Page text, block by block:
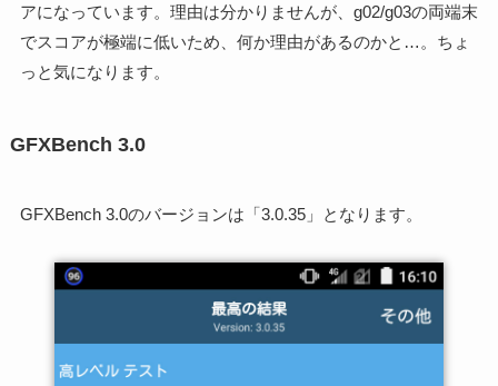
アになっています。理由は分かりませんが、g02/g03の両端末
でスコアが極端に低いため、何か理由があるのかと…。ちょ
っと気になります。
GFXBench 3.0
GFXBench 3.0のバージョンは「3.0.35」となります。